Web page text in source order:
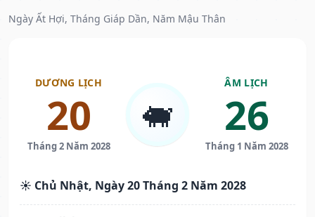
Ngày Ất Hợi, Tháng Giáp Dần, Năm Mậu Thân
DƯƠNG LỊCH
20
Tháng 2 Năm 2028
🐖
ÂM LỊCH
26
Tháng 1 Năm 2028
☀️ Chủ Nhật, Ngày 20 Tháng 2 Năm 2028